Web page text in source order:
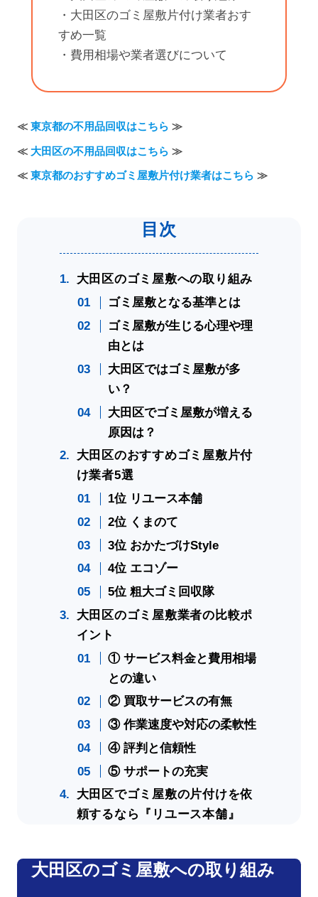
・大田区のゴミ屋敷片付け業者おす
すめ一覧
・費用相場や業者選びについて
≪ 東京都の不用品回収はこちら ≫
≪ 大田区の不用品回収はこちら ≫
≪ 東京都のおすすめゴミ屋敷片付け業者はこちら ≫
大田区のゴミ屋敷への取り組み
ゴミ屋敷となる基準とは
ゴミ屋敷が生じる心理や理
由とは
大田区ではゴミ屋敷が多
い？
大田区でゴミ屋敷が増える
原因は？
大田区のおすすめゴミ屋敷片付
け業者5選
1位 リユース本舗
2位 くまのて
3位 おかたづけStyle
4位 エコゾー
5位 粗大ゴミ回収隊
大田区のゴミ屋敷業者の比較ポ
イント
① サービス料金と費用相場
との違い
② 買取サービスの有無
③ 作業速度や対応の柔軟性
④ 評判と信頼性
⑤ サポートの充実
大田区でゴミ屋敷の片付けを依
頼するなら『リユース本舗』
大田区のゴミ屋敷への取り組み